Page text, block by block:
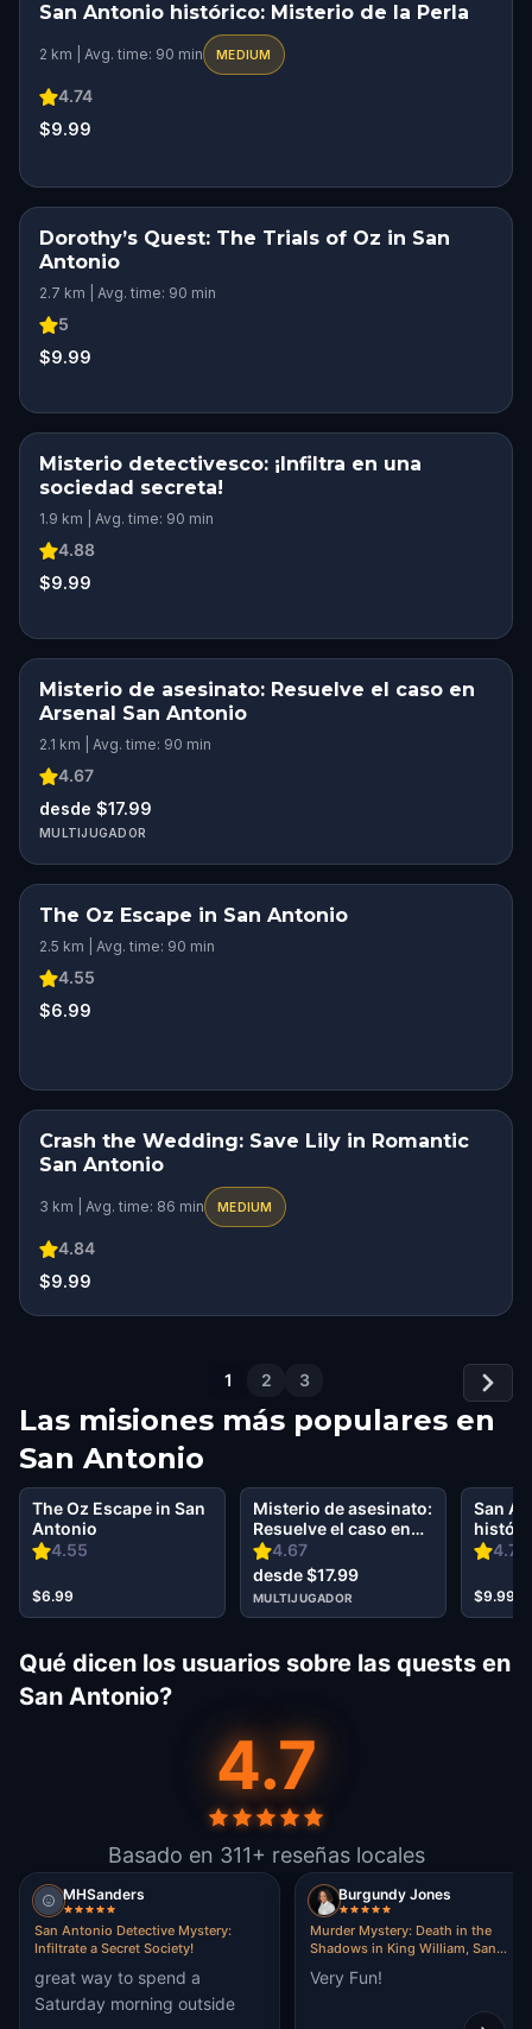
STEP INTO THE STORY
San Antonio histórico: Misterio de la Perla
2 km | Avg. time: 90 min MEDIUM
4.74
$9.99
Dorothy’s Quest: The Trials of Oz in San
Antonio
2.7 km | Avg. time: 90 min
5
$9.99
Misterio detectivesco: ¡Infiltra en una
sociedad secreta!
1.9 km | Avg. time: 90 min
4.88
$9.99
Misterio de asesinato: Resuelve el caso en
Arsenal San Antonio
2.1 km | Avg. time: 90 min
4.67
desde $17.99
MULTIJUGADOR
The Oz Escape in San Antonio
2.5 km | Avg. time: 90 min
4.55
$6.99
STEP INTO THE STORY
Crash the Wedding: Save Lily in Romantic
San Antonio
3 km | Avg. time: 86 min MEDIUM
4.84
$9.99
1 2 3
Las misiones más populares en
San Antonio
4.55
The Oz Escape in San
Antonio
$6.99
4.67
Misterio de asesinato:
Resuelve el caso en
Arsenal San Antonio
desde $17.99
MULTIJUGADOR
4.74
San
la
$9.99
Qué dicen los usuarios sobre las quests en
San Antonio?
4.7
Basado en 311+ reseñas locales
MHSanders
San Antonio Detective Mystery:
Infiltrate a Secret Society!
great way to spend a
Saturday morning outside
Burgundy Jones
Murder Mystery: Death in the
Shadows in King William, San
Very Fun!